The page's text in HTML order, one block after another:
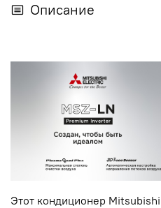
Описание
Этот кондиционер